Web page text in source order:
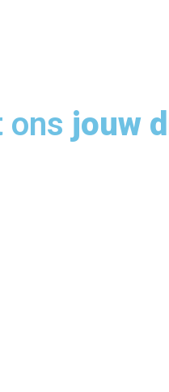
ons jouw